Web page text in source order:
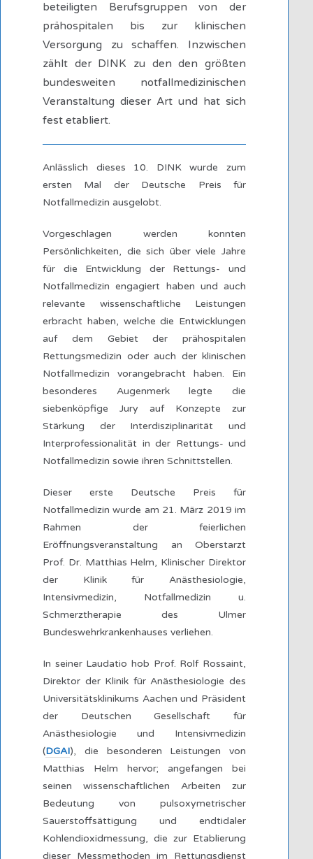
beteiligten Berufsgruppen von der
prähospitalen bis zur klinischen
Versorgung zu schaffen. Inzwischen
zählt der DINK zu den den größten
bundesweiten notfallmedizinischen
Veranstaltung dieser Art und hat sich
fest etabliert.
Anlässlich dieses 10. DINK wurde zum
ersten Mal der Deutsche Preis für
Notfallmedizin ausgelobt.
Vorgeschlagen werden konnten
Persönlichkeiten, die sich über viele Jahre
für die Entwicklung der Rettungs- und
Notfallmedizin engagiert haben und auch
relevante wissenschaftliche Leistungen
erbracht haben, welche die Entwicklungen
auf dem Gebiet der prähospitalen
Rettungsmedizin oder auch der klinischen
Notfallmedizin vorangebracht haben. Ein
besonderes Augenmerk legte die
siebenköpfige Jury auf Konzepte zur
Stärkung der Interdisziplinarität und
Interprofessionalität in der Rettungs- und
Notfallmedizin sowie ihren Schnittstellen.
Dieser erste Deutsche Preis für
Notfallmedizin wurde am 21. März 2019 im
Rahmen der feierlichen
Eröffnungsveranstaltung an Oberstarzt
Prof. Dr. Matthias Helm, Klinischer Direktor
der Klinik für Anästhesiologie,
Intensivmedizin, Notfallmedizin u.
Schmerztherapie des Ulmer
Bundeswehrkrankenhauses verliehen.
In seiner Laudatio hob Prof. Rolf Rossaint,
Direktor der Klinik für Anästhesiologie des
Universitätsklinikums Aachen und Präsident
der Deutschen Gesellschaft für
Anästhesiologie und Intensivmedizin
(DGAI), die besonderen Leistungen von
Matthias Helm hervor; angefangen bei
seinen wissenschaftlichen Arbeiten zur
Bedeutung von pulsoxymetrischer
Sauerstoffsättigung und endtidaler
Kohlendioxidmessung, die zur Etablierung
dieser Messmethoden im Rettungsdienst